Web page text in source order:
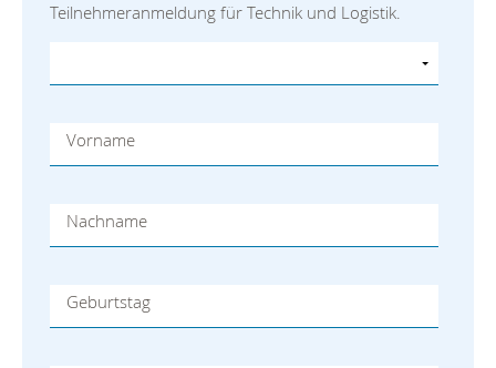
Teilnehmeranmeldung für Technik und Logistik.
Vorname
Nachname
Geburtstag